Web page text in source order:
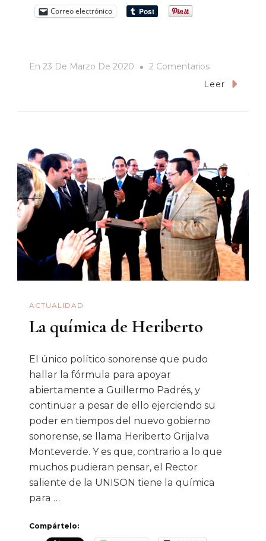
Correo electrónico
En 23 De Marzo De 2020 2 ComentariosEn
El
En
Tiempos
De
Coronavirus
Leer
ACTUALIDAD
La química de Heriberto
El único político sonorense que pudo
hallar la fórmula para apoyar
abiertamente a Guillermo Padrés, y
continuar a pesar de ello ejerciendo su
poder en tiempos del nuevo gobierno
sonorense, se llama Heriberto Grijalva
Monteverde. Y es que, contrario a lo que
muchos pudieran pensar, el Rector
saliente de la UNISON tiene la química
para …
Compártelo: